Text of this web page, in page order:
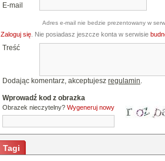
E-mail
Adres e-mail nie bedzie prezentowany w
Zaloguj się . Nie posiadasz jeszcze konta w serwisie
Treść
Dodając komentarz, akceptujesz regulamin.
Wprowadź kod z obrazka
Obrazek nieczytelny? Wygeneruj nowy
Tagi